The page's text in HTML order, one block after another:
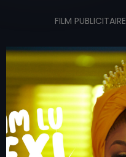
FILM PUBLICITAIRE